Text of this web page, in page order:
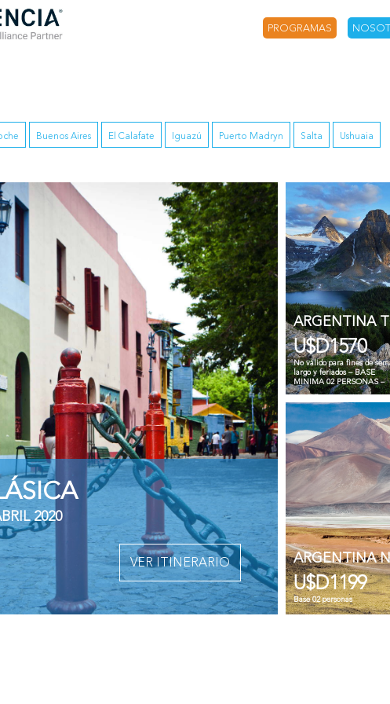
PROGRAMAS
Buenos Aires El Calafate Iguazú Puerto Madryn Salta Ushuaia
2020
VER ITINERARIO
ARGENTINA
U$D1570
No válido para fines de
largo y feriados – BASE
MINIMA 02 PERSONAS –
ARGENTINA
U$D1199
Base 02 personas